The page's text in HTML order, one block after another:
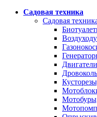
Садовая техника
Садовая
Двигатели